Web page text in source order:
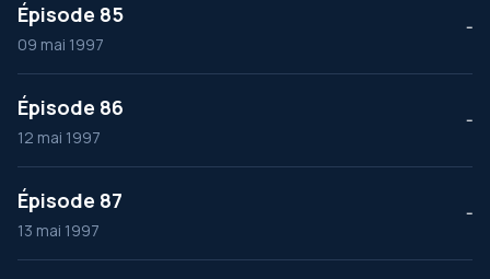
Épisode 85
09 mai 1997
--
Épisode 86
12 mai 1997
--
Épisode 87
13 mai 1997
--